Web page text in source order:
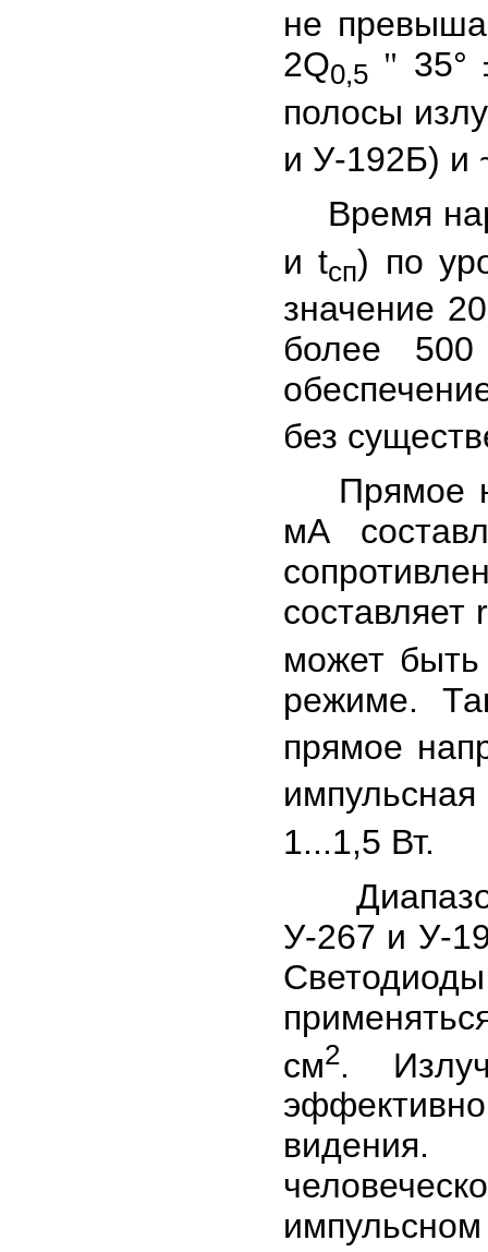
не
2Q0,5 " 35°
полосы
и У-192Б) и
Время
и tсп) по
значение
более
без
Прямое
мА
составляет r
может
режиме.
прямое
1...1,5 Вт.
Диапазон
У-267 и У-
см2.